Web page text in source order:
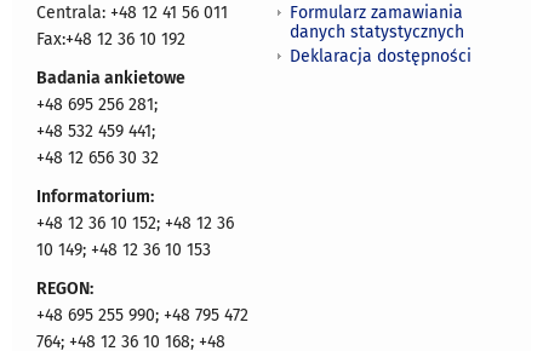
Centrala: +48 12 41 56 011
Fax:+48 12 36 10 192
Badania ankietowe
+48 695 256 281;
+48 532 459 441;
+48 12 656 30 32
Informatorium:
+48 12 36 10 152; +48 12 36
10 149; +48 12 36 10 153
REGON:
+48 695 255 990; +48 795 472
764; +48 12 36 10 168; +48
Formularz zamawiania
danych statystycznych
Deklaracja dostępności